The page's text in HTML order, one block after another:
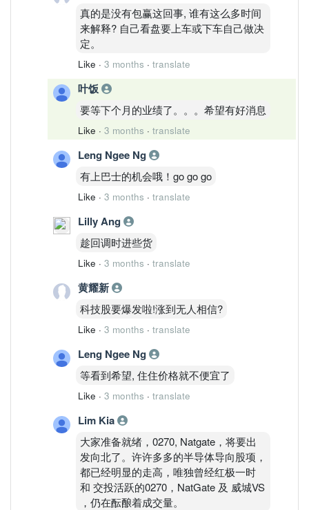
?
真的是没有包赢这回事, 谁有这么多时间
来解释? 自己看盘要上车或下车自己做决
定。
Like · 3 months · translate
叶饭
要等下个月的业绩了。。。希望有好消息
Like · 3 months · translate
Leng Ngee Ng
有上巴士的机会哦！go go go
Like · 3 months · translate
Lilly Ang
趁回调时进些货
Like · 3 months · translate
黄耀新
科技股要爆发啦!涨到无人相信?
Like · 3 months · translate
Leng Ngee Ng
等看到希望, 住住价格就不便宜了
Like · 3 months · translate
Lim Kia
大家准备就绪，0270, Natgate，将要出
发向北了。许许多多的半导体导向股项，
都已经明显的走高，唯独曾经红极一时
和 交投活跃的0270，NatGate 及 威城VS
，仍在酝酿着成交量。